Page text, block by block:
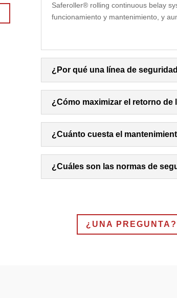
Saferoller® rolling continuous belay
funcionamiento y mantenimiento, y
¿Por qué una línea de
¿Cómo maximizar el retorno de
¿Cuánto cuesta el
¿Cuáles son las normas de
¿UNA